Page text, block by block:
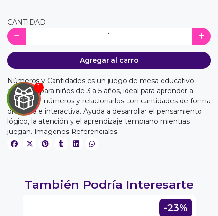
CANTIDAD
Agregar al carro
Números y Cantidades es un juego de mesa educativo
diseñado para niños de 3 a 5 años, ideal para aprender a
reconocer números y relacionarlos con cantidades de forma
divertida e interactiva. Ayuda a desarrollar el pensamiento
lógico, la atención y el aprendizaje temprano mientras
juegan. Imagenes Referenciales
También Podría Interesarte
-23%